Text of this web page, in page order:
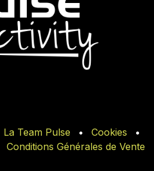
La Team Pulse • Cookies
•
Conditions Générales de Vente